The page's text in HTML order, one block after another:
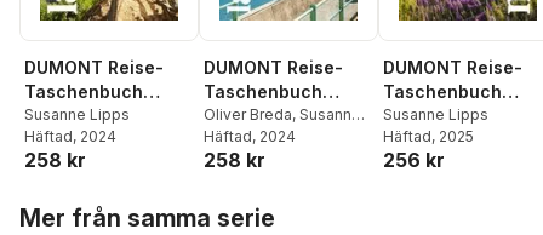
DUMONT Reise-
Taschenbuch
Reiseführer La
Palma
Susanne Lipps
Häftad, 2024
258 kr
DUMONT Reise-
Taschenbuch
Reiseführer La
Gomera
Oliver Breda, Susanne
Lipps
Häftad, 2024
258 kr
DUMONT Reise-
Taschenbuch
Reiseführer
Madeira
Susanne Lipps
Häftad, 2025
256 kr
Mer från samma serie